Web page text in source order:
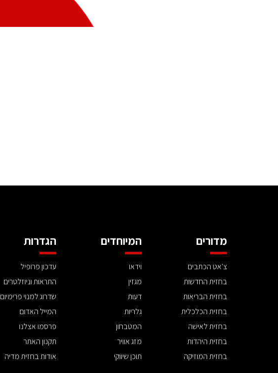
מדורים
צ'אט הכתבים
בחזית החדשות
בחזית הבריאות
בחזית הכלכלית
בחזית לאישה
בחזית היהדות
בחזית המוזיקה
המיוחדים
וידאו
מגזין
דעות
גלריות
המטבחון
מזג אוויר
תוכן שיווקי
הגדרות
עדכון פרופיל
התראות וניוזלטרים
שדרוג למנוי פרימיום
המייל האדום
פרסמו אצלנו
תקנון האתר
אודות בחזית מדיה